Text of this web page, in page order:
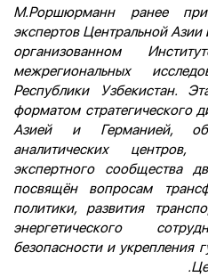
М.Роршюрманн ранее
экспертов Центральной
организованном
межрегиональных
Республики Узбекистан.
форматом стратегического
Азией и Германией,
аналитических
экспертного сообщества
посвящён вопросам
политики, развития
энергетического
безопасности и укрепления